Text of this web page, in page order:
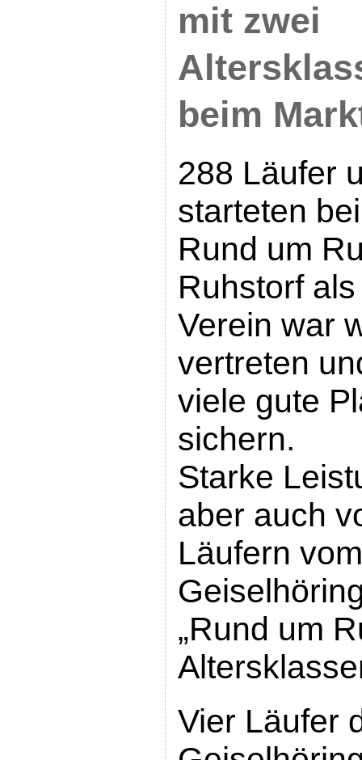
mit zwei
beim
288 Läufer
starteten
Rund um
Ruhstorf
Verein war
vertreten
viele gute
sichern.
Starke
aber auch
Läufern
„Rund um
Vier Läufer